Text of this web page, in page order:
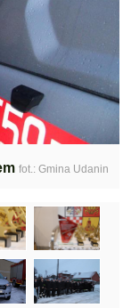
fot.: Gmina Udanin